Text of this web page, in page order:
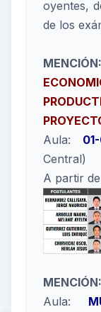
oyentes,
de los
MENCIÓN:
Aula:
Central)
A partir
MENCIÓN:
Aula: